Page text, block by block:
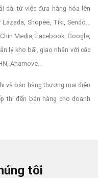
dài từ việc đưa hàng hóa lên
Shopee, Tiki, Sendo...
Media, Facebook, Google,
lý kho bãi, giao nhận với các
Ahamove...
và bán hàng thương mại điện
thị đến bán hàng cho doanh
tôi